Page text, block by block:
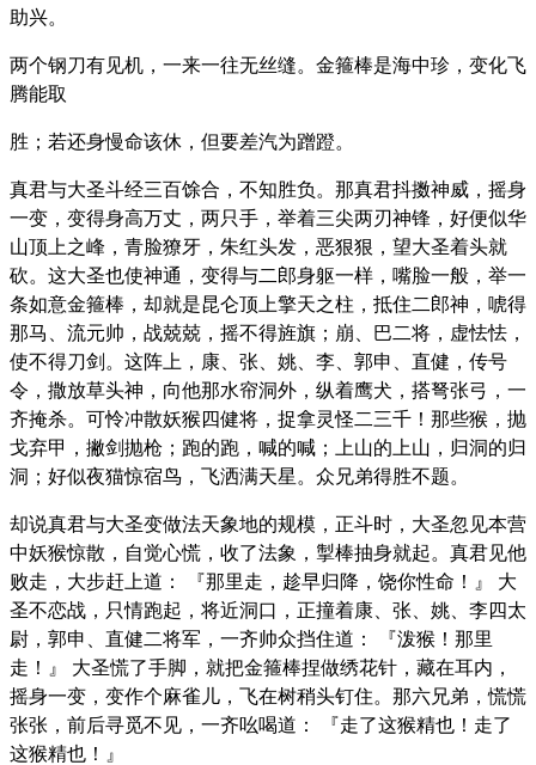
助兴。
两个钢刀有见机，一来一往无丝缝。金箍棒是海中珍，变化飞
腾能取
胜；若还身慢命该休，但要差汽为蹭蹬。
真君与大圣斗经三百馀合，不知胜负。那真君抖擞神威，摇身
一变，变得身高万丈，两只手，举着三尖两刃神锋，好便似华
山顶上之峰，青脸獠牙，朱红头发，恶狠狠，望大圣着头就
砍。这大圣也使神通，变得与二郎身躯一样，嘴脸一般，举一
条如意金箍棒，却就是昆仑顶上擎天之柱，抵住二郎神，唬得
那马、流元帅，战兢兢，摇不得旌旗；崩、巴二将，虚怯怯，
使不得刀剑。这阵上，康、张、姚、李、郭申、直健，传号
令，撒放草头神，向他那水帘洞外，纵着鹰犬，搭弩张弓，一
齐掩杀。可怜冲散妖猴四健将，捉拿灵怪二三千！那些猴，抛
戈弃甲，撇剑抛枪；跑的跑，喊的喊；上山的上山，归洞的归
洞；好似夜猫惊宿鸟，飞洒满天星。众兄弟得胜不题。
却说真君与大圣变做法天象地的规模，正斗时，大圣忽见本营
中妖猴惊散，自觉心慌，收了法象，掣棒抽身就起。真君见他
败走，大步赶上道： 『那里走，趁早归降，饶你性命！』 大
圣不恋战，只情跑起，将近洞口，正撞着康、张、姚、李四太
尉，郭申、直健二将军，一齐帅众挡住道： 『泼猴！那里
走！』 大圣慌了手脚，就把金箍棒捏做绣花针，藏在耳内，
摇身一变，变作个麻雀儿，飞在树稍头钉住。那六兄弟，慌慌
张张，前后寻觅不见，一齐吆喝道： 『走了这猴精也！走了
这猴精也！』